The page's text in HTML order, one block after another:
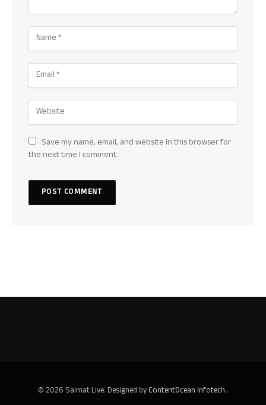
Save my name, email, and website in this browser for
the next time I comment.
© 2026 Saimat Live. Designed byContentOcean Infotech..